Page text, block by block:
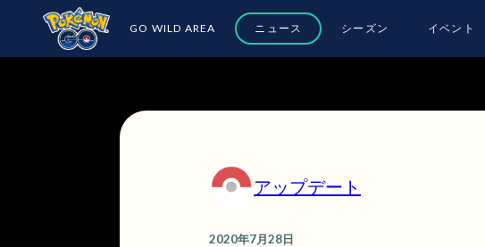
GO WILD AREA ニュース シーズン イベント
アップデート
2020年7月28日